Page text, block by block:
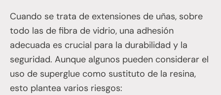
Cuando se trata de extensiones de uñas, sobre
todo las de fibra de vidrio, una adhesión
adecuada es crucial para la durabilidad y la
seguridad. Aunque algunos pueden considerar el
uso de superglue como sustituto de la resina,
esto plantea varios riesgos: